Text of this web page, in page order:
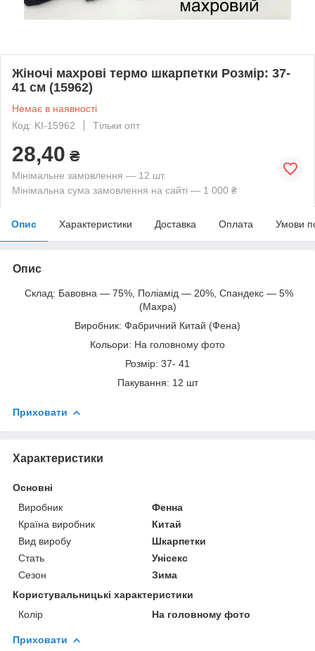
Жіночі махрові термо шкарпетки Розмір: 37-
41 см (15962)
Немає в наявності
Код: KI-15962
Тільки опт
28,40 ₴
Мінімальне замовлення — 12 шт.
Мінімальна сума замовлення на сайті — 1 000 ₴
Опис Характеристики Доставка Оплата Умови
Опис
Склад: Бавовна — 75%, Поліамід — 20%, Спандекс — 5%
(Махра)
Виробник: Фабричний Китай (Фена)
Кольори: На головному фото
Розмір: 37- 41
Пакування: 12 шт
Приховати
Характеристики
Основні
Виробник
Фенна
Країна виробник
Китай
Вид виробу
Шкарпетки
Стать
Унісекс
Сезон
Зима
Користувальницькі характеристики
Колір
На головному фото
Приховати